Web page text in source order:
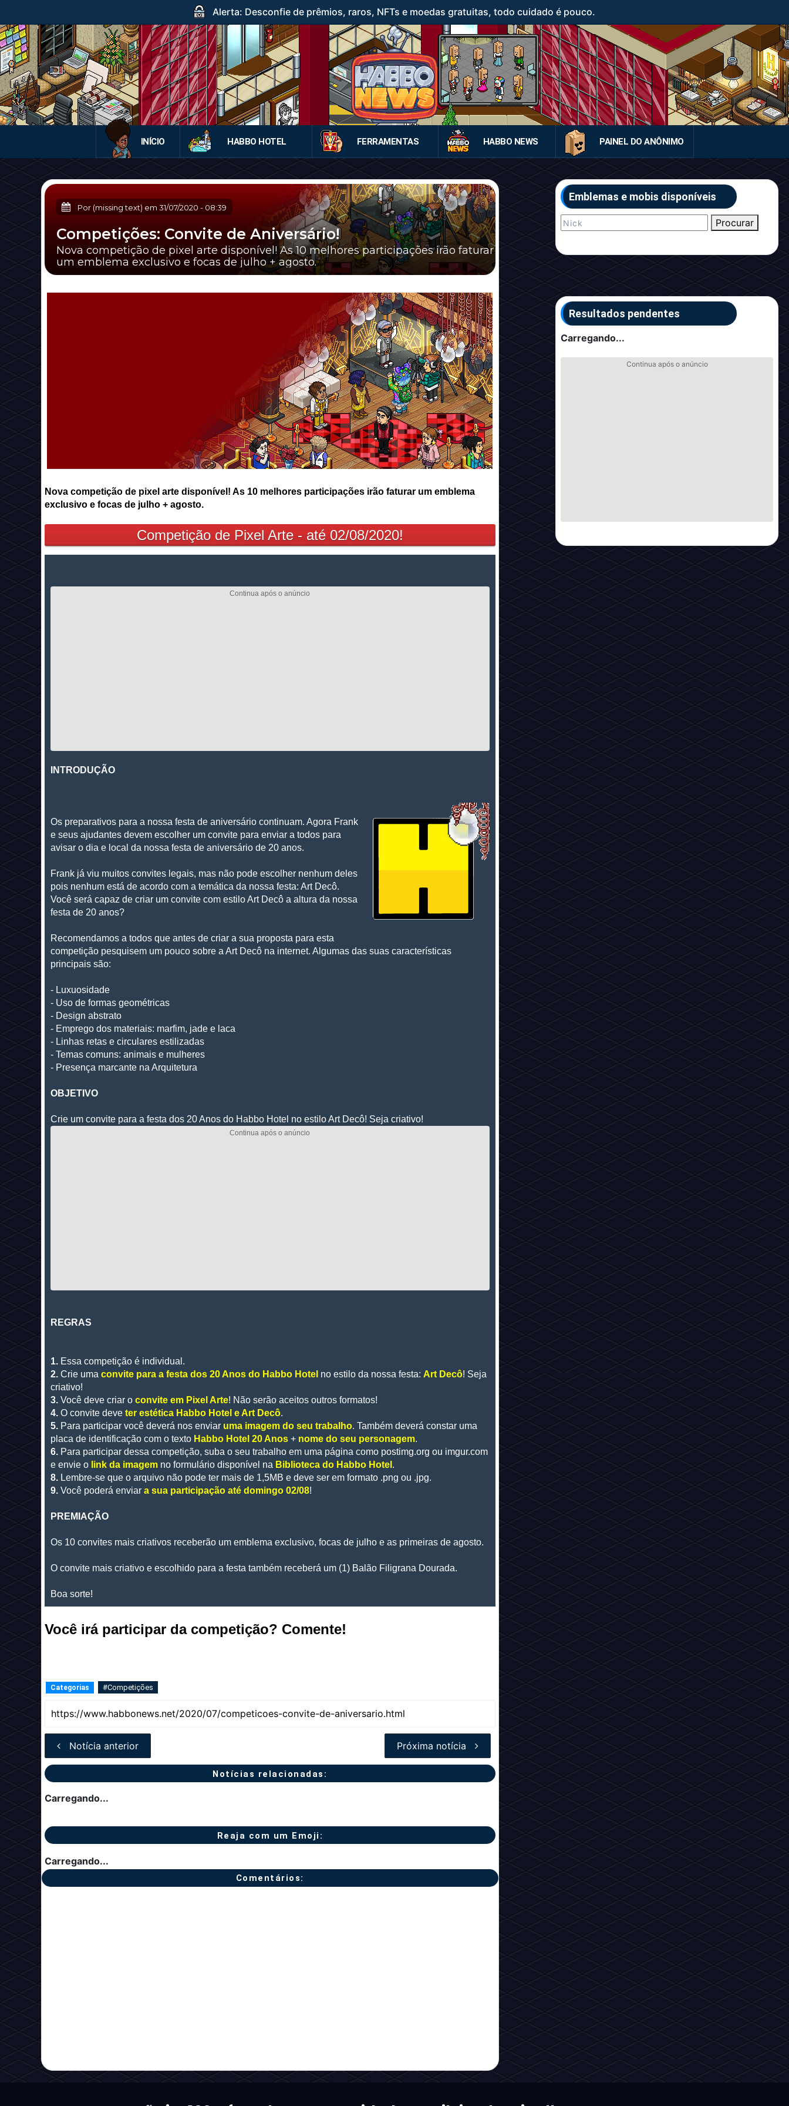
Alerta: Desconfie de prêmios, raros, NFTs e moedas gratuitas, todo cuidado é pouco.
INÍCIO HABBO HOTEL FERRAMENTAS HABBO NEWS PAINEL DO ANÔNIMO
Por (missing text) em 31/07/2020 - 08:39
Competições: Convite de Aniversário!
Nova competição de pixel arte disponível! As 10 melhores participações irão faturar
um emblema exclusivo e focas de julho + agosto.
Nova competição de pixel arte disponível! As 10 melhores participações irão faturar um emblema
exclusivo e focas de julho + agosto.
Competição de Pixel Arte - até 02/08/2020!
INTRODUÇÃO
Os preparativos para a nossa festa de aniversário continuam. Agora Frank
e seus ajudantes devem escolher um convite para enviar a todos para
avisar o dia e local da nossa festa de aniversário de 20 anos.
Frank já viu muitos convites legais, mas não pode escolher nenhum deles
pois nenhum está de acordo com a temática da nossa festa: Art Decô.
Você será capaz de criar um convite com estilo Art Decô a altura da nossa
festa de 20 anos?
Recomendamos a todos que antes de criar a sua proposta para esta
competição pesquisem um pouco sobre a Art Decô na internet. Algumas das suas características
principais são:
- Luxuosidade
- Uso de formas geométricas
- Design abstrato
- Emprego dos materiais: marfim, jade e laca
- Linhas retas e circulares estilizadas
- Temas comuns: animais e mulheres
- Presença marcante na Arquitetura
OBJETIVO
Crie um convite para a festa dos 20 Anos do Habbo Hotel no estilo Art Decô! Seja criativo!
REGRAS
1. Essa competição é individual.
2. Crie uma convite para a festa dos 20 Anos do Habbo Hotel no estilo da nossa festa: Art Decô! Seja
criativo!
3. Você deve criar o convite em Pixel Arte! Não serão aceitos outros formatos!
4. O convite deve ter estética Habbo Hotel e Art Decô.
5. Para participar você deverá nos enviar uma imagem do seu trabalho. Também deverá constar uma
placa de identificação com o texto Habbo Hotel 20 Anos + nome do seu personagem.
6. Para participar dessa competição, suba o seu trabalho em uma página como postimg.org ou imgur.com
e envie o link da imagem no formulário disponível na Biblioteca do Habbo Hotel .
8. Lembre-se que o arquivo não pode ter mais de 1,5MB e deve ser em formato .png ou .jpg.
9. Você poderá enviar a sua participação até domingo 02/08!
PREMIAÇÃO
Os 10 convites mais criativos receberão um emblema exclusivo, focas de julho e as primeiras de agosto.
O convite mais criativo e escolhido para a festa também receberá um (1) Balão Filigrana Dourada.
Boa sorte!
Você irá participar da competição? Comente!
Categorias #Competições
Notícia anterior Próxima notícia
Notícias relacionadas:
Carregando...
Reaja com um Emoji:
Carregando...
Comentários:
Emblemas e mobis disponíveis
Procurar
Resultados pendentes
Carregando...